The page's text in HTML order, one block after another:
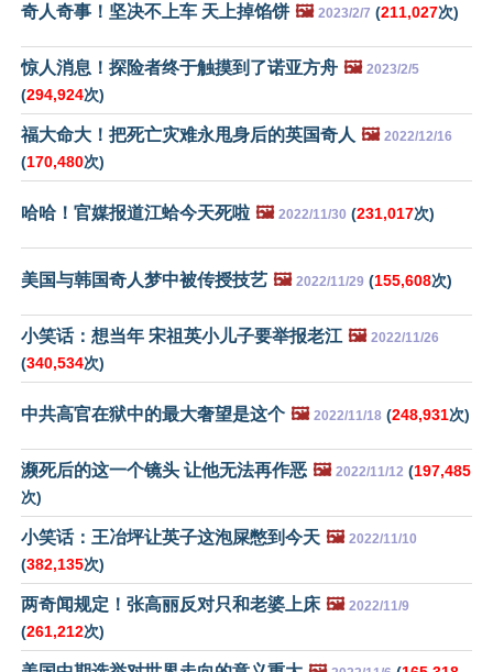
奇人奇事！坚决不上车 天上掉馅饼 🖼️ 2023/2/7 (211,027次)
惊人消息！探险者终于触摸到了诺亚方舟 🖼️ 2023/2/5
(294,924次)
福大命大！把死亡灾难永甩身后的英国奇人 🖼️ 2022/12/16
(170,480次)
哈哈！官媒报道江蛤今天死啦 🖼️ 2022/11/30 (231,017次)
美国与韩国奇人梦中被传授技艺 🖼️ 2022/11/29 (155,608次)
小笑话：想当年 宋祖英小儿子要举报老江 🖼️ 2022/11/26
(340,534次)
中共高官在狱中的最大奢望是这个 🖼️ 2022/11/18 (248,931次)
濒死后的这一个镜头 让他无法再作恶 🖼️ 2022/11/12 (197,485
次)
小笑话：王冶坪让英子这泡屎憋到今天 🖼️ 2022/11/10
(382,135次)
两奇闻规定！张高丽反对只和老婆上床 🖼️ 2022/11/9
(261,212次)